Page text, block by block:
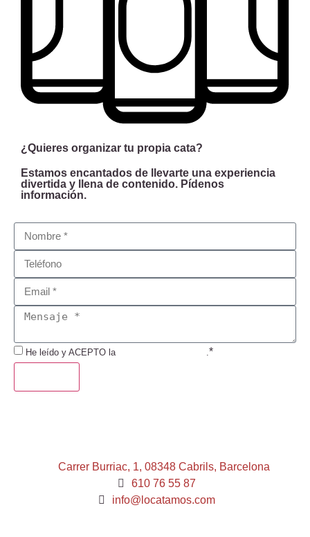
¿Quieres organizar tu propia cata?
Estamos encantados de llevarte una experiencia
divertida y llena de contenido. Pídenos
información.
He leído y ACEPTO la *
Carrer Burriac, 1, 08348 Cabrils, Barcelona
610 76 55 87
info@locatamos.com